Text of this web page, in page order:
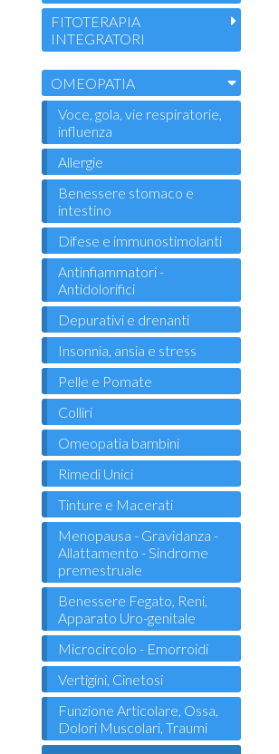
FITOTERAPIA
INTEGRATORI
OMEOPATIA
Voce, gola, vie respiratorie,
influenza
Allergie
Benessere stomaco e
intestino
Difese e immunostimolanti
Antinfiammatori -
Antidolorifici
Depurativi e drenanti
Insonnia, ansia e stress
Pelle e Pomate
Colliri
Omeopatia bambini
Rimedi Unici
Tinture e Macerati
Menopausa - Gravidanza -
Allattamento - Sindrome
premestruale
Benessere Fegato, Reni,
Apparato Uro-genitale
Microcircolo - Emorroidi
Vertigini, Cinetosi
Funzione Articolare, Ossa,
Dolori Muscolari, Traumi